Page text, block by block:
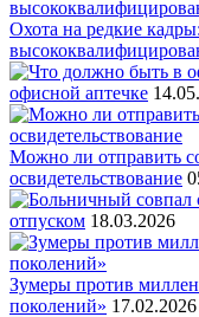
Охота на редкие
офисной аптечке
Можно ли отправить
освидетельствование
отпуском 18.03.2026
Зумеры против
поколений» 17.02.2026